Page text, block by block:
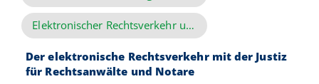
Zum
aktuellen
Inhalt
ausgewählten
Links
Elektronischer Rechtsverkehr und Elektronische Akte
Der elektronische Rechtsverkehr mit der Justiz
für Rechtsanwälte und Notare